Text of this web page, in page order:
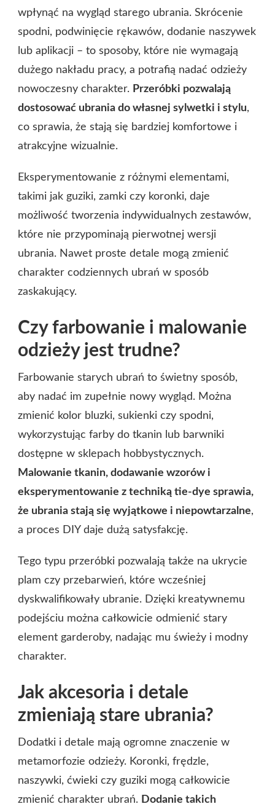
wpłynąć na wygląd starego ubrania. Skrócenie
spodni, podwinięcie rękawów, dodanie naszywek
lub aplikacji – to sposoby, które nie wymagają
dużego nakładu pracy, a potrafią nadać odzieży
nowoczesny charakter. Przeróbki pozwalają
dostosować ubrania do własnej sylwetki i stylu,
co sprawia, że stają się bardziej komfortowe i
atrakcyjne wizualnie.
Eksperymentowanie z różnymi elementami,
takimi jak guziki, zamki czy koronki, daje
możliwość tworzenia indywidualnych zestawów,
które nie przypominają pierwotnej wersji
ubrania. Nawet proste detale mogą zmienić
charakter codziennych ubrań w sposób
zaskakujący.
Czy farbowanie i malowanie
odzieży jest trudne?
Farbowanie starych ubrań to świetny sposób,
aby nadać im zupełnie nowy wygląd. Można
zmienić kolor bluzki, sukienki czy spodni,
wykorzystując farby do tkanin lub barwniki
dostępne w sklepach hobbystycznych.
Malowanie tkanin, dodawanie wzorów i
eksperymentowanie z techniką tie-dye sprawia,
że ubrania stają się wyjątkowe i niepowtarzalne,
a proces DIY daje dużą satysfakcję.
Tego typu przeróbki pozwalają także na ukrycie
plam czy przebarwień, które wcześniej
dyskwalifikowały ubranie. Dzięki kreatywnemu
podejściu można całkowicie odmienić stary
element garderoby, nadając mu świeży i modny
charakter.
Jak akcesoria i detale
zmieniają stare ubrania?
Dodatki i detale mają ogromne znaczenie w
metamorfozie odzieży. Koronki, frędzle,
naszywki, ćwieki czy guziki mogą całkowicie
zmienić charakter ubrań. Dodanie takich